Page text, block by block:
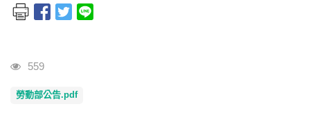
瀏覽人次
559
勞動部公告.pdf